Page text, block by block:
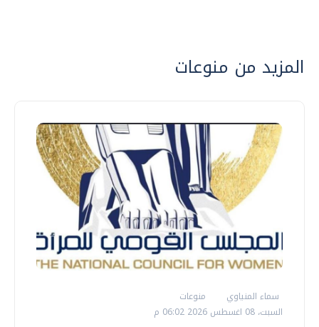
المزيد من منوعات
سماء المنياوي
منوعات
السبت، 08 اغسطس 2026 06:02 م